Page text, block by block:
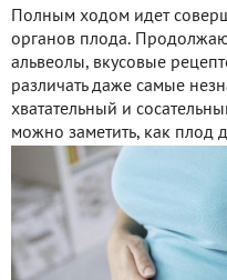
Полным ходом идет
органов плода.
альвеолы, вкусовые
различать даже самые
хватательный и
можно заметить, как плод